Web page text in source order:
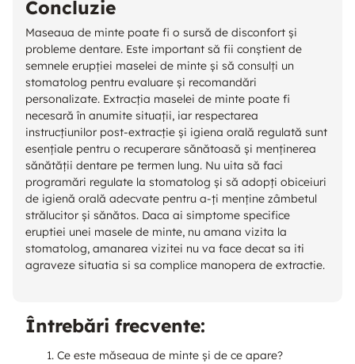
Concluzie
Maseaua de minte poate fi o sursă de disconfort și
probleme dentare. Este important să fii conștient de
semnele erupției maselei de minte și să consulți un
stomatolog pentru evaluare și recomandări
personalizate. Extracția maselei de minte poate fi
necesară în anumite situații, iar respectarea
instrucțiunilor post-extracție și igiena orală regulată sunt
esențiale pentru o recuperare sănătoasă și menținerea
sănătății dentare pe termen lung. Nu uita să faci
programări regulate la stomatolog și să adopți obiceiuri
de igienă orală adecvate pentru a-ți menține zâmbetul
strălucitor și sănătos. Daca ai simptome specifice
eruptiei unei masele de minte, nu amana vizita la
stomatolog, amanarea vizitei nu va face decat sa iti
agraveze situatia si sa complice manopera de extractie.
Întrebări frecvente:
Ce este măseaua de minte și de ce apare?